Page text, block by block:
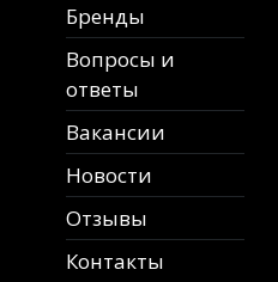
Бренды
Вопросы и
ответы
Вакансии
Новости
Отзывы
Контакты